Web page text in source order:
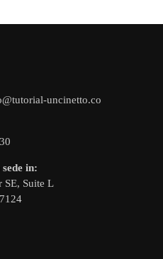
uncinetto.co
in:
SE, Suite L